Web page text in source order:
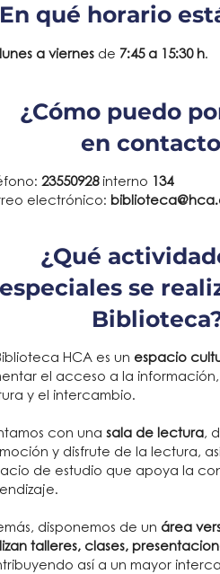
qué horario
lunes a viernes de 7:45 a 15:30 h.
¿Cómo puedo
en
23550928interno 134
electrónico:
¿Qué
especiales se
HCA es un espacio
el acceso a la
y el intercambio.
con una sala de lectura,
y disfrute de la lectura,
de estudio que apoya la
disponemos de un área
talleres, clases,
así a un mayor